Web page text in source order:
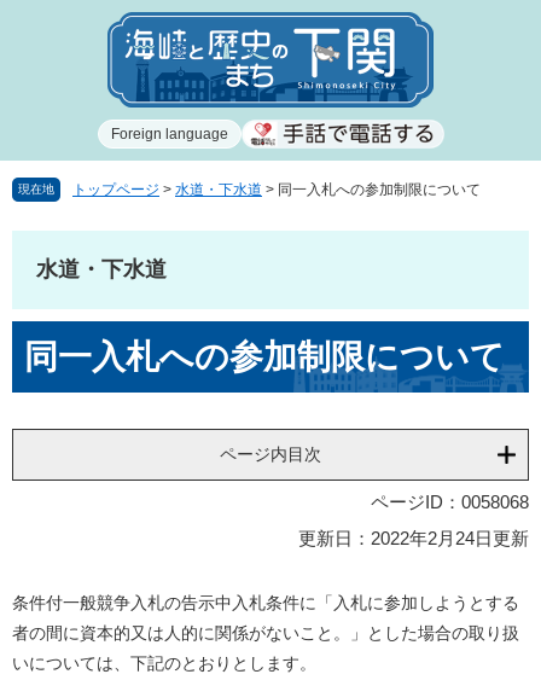
で
ば
Foreign language
現在地 トップページ > 水道・下水道 > 同一入札への参加制限について
水道・下水道
同一入札への参加制限について
ページ内目次
ページID：0058068
更新日：2022年2月24日更新
条件付一般競争入札の告示中入札条件に「入札に参加しようとする
者の間に資本的又は人的に関係がないこと。」とした場合の取り扱
いについては、下記のとおりとします。